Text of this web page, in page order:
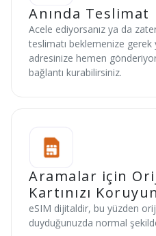
Anında Teslimat
Acele ediyorsanız ya da
teslimatı beklemenize gerek
adresinize hemen
bağlantı kurabilirsiniz.
Aramalar için
Kartınızı Koruyun
eSIM dijitaldir, bu yüzden
duyduğunuzda normal